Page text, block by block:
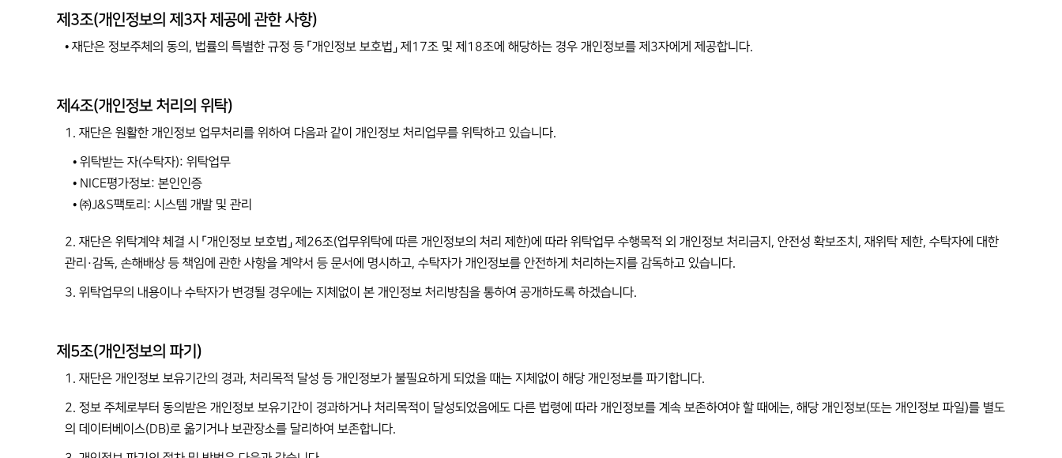
제3조(개인정보의 제3자 제공에 관한 사항)
• 재단은 정보주체의 동의, 법률의 특별한 규정 등 「개인정보 보호법」 제17조 및 제18조에 해당하는 경우 개인정보를 제3자에게 제공합니다.
제4조(개인정보 처리의 위탁)
1. 재단은 원활한 개인정보 업무처리를 위하여 다음과 같이 개인정보 처리업무를 위탁하고 있습니다.
• 위탁받는 자(수탁자): 위탁업무
• NICE평가정보: 본인인증
• ㈜J&S팩토리: 시스템 개발 및 관리
2. 재단은 위탁계약 체결 시 「개인정보 보호법」 제26조(업무위탁에 따른 개인정보의 처리 제한)에 따라 위탁업무 수행목적 외 개인정보 처리금지, 안전성 확보조치, 재위탁 제한, 수탁자에 대한
관리·감독, 손해배상 등 책임에 관한 사항을 계약서 등 문서에 명시하고, 수탁자가 개인정보를 안전하게 처리하는지를 감독하고 있습니다.
3. 위탁업무의 내용이나 수탁자가 변경될 경우에는 지체없이 본 개인정보 처리방침을 통하여 공개하도록 하겠습니다.
제5조(개인정보의 파기)
1. 재단은 개인정보 보유기간의 경과, 처리목적 달성 등 개인정보가 불필요하게 되었을 때는 지체없이 해당 개인정보를 파기합니다.
2. 정보 주체로부터 동의받은 개인정보 보유기간이 경과하거나 처리목적이 달성되었음에도 다른 법령에 따라 개인정보를 계속 보존하여야 할 때에는, 해당 개인정보(또는 개인정보 파일)를 별도
의 데이터베이스(DB)로 옮기거나 보관장소를 달리하여 보존합니다.